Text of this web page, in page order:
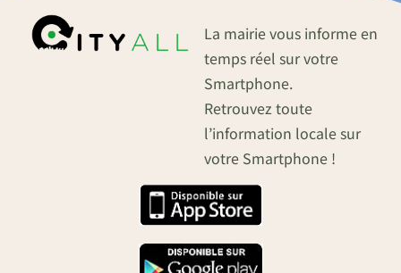
La mairie vous informe en
temps réel sur votre
Smartphone.
Retrouvez toute
l’information locale sur
votre Smartphone !